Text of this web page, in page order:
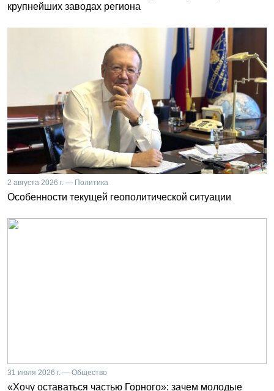
крупнейших заводах региона
2 августа 2026 г. — Политика
Особенности текущей геополитической ситуации
31 июля 2026 г. — Общество
«Хочу оставаться частью Горного»: зачем молодые